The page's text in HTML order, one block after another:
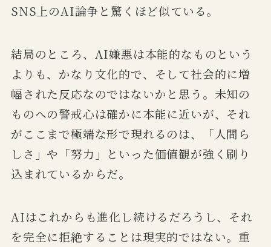
SNS上のAI論争と驚くほど似ている。
結局のところ、AI嫌悪は本能的なものという
よりも、かなり文化的で、そして社会的に増
幅された反応なのではないかと思う。未知の
ものへの警戒心は確かに本能に近いが、それ
がここまで極端な形で現れるのは、「人間ら
しさ」や「努力」といった価値観が強く刷り
込まれているからだ。
AIはこれからも進化し続けるだろうし、それ
を完全に拒絶することは現実的ではない。重